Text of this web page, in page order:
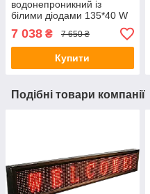
водонепроникний із
білими діодами 135*40 W
7 038 ₴ 7 650 ₴
Купити
Подібні товари компанії